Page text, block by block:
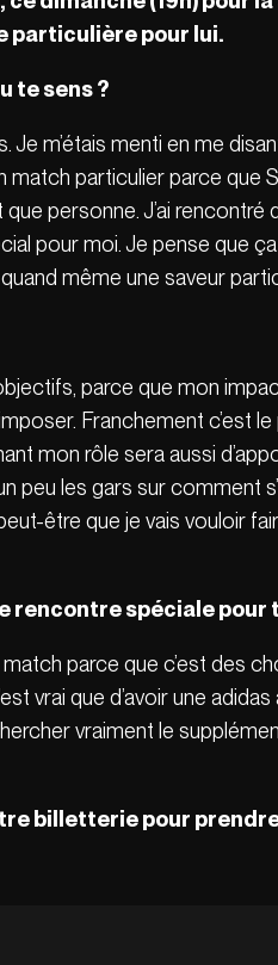
particulière pour lui.
te sens ?
Je m’étais menti en me
particulier parce que
personne. J’ai rencontré
pour moi. Je pense que
même une saveur
parce que mon
Franchement c’est le
mon rôle sera aussi
peu les gars sur comment
être que je vais vouloir
rencontre spéciale pour
parce que c’est des
vrai que d’avoir une adidas
vraiment le
billetterie pour